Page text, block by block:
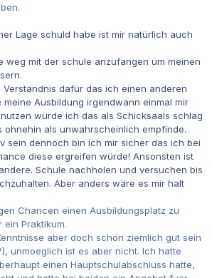
Lage schuld habe ist mir natürlich auch
weg mit der schule anzufangen um meinen
dafür das ich einen anderen
meine Ausbildung irgendwann einmal mir
würde ich das als Schicksaals schlag
ohnehin als unwahrscheinlich empfinde.
sein dennoch bin ich mir sicher das ich bei
diese ergreifen würde! Ansonsten ist
Schule nachholen und versuchen bis
Aber anders wäre es mir halt
Chancen einen Ausbildungsplatz zu
ein Praktikum.
aber doch schon ziemlich gut sein
unmoeglich ist es aber nicht. Ich hatte
einen Hauptschulabschluss hatte,